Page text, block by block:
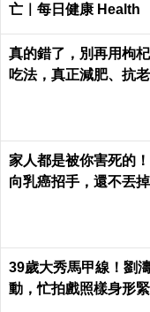
亡｜每日健康 Health
真的錯了，別再用枸
吃法，真正減肥、抗
家人都是被你害死的
向乳癌招手，還不丟
39歲大秀馬甲線！劉
動，忙拍戲照樣身形